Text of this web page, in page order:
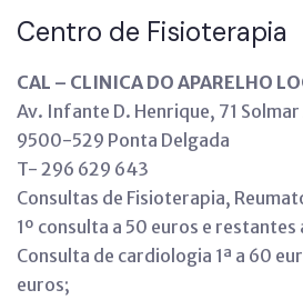
Centro de Fisioterapia
CAL – CLINICA DO APARELHO
Av. Infante D. Henrique, 71
9500-529 Ponta Delgada
T- 296 629 643
Consultas de Fisioterapia,
1º consulta a 50 euros e restantes
Consulta de cardiologia 1ª a 60
euros;